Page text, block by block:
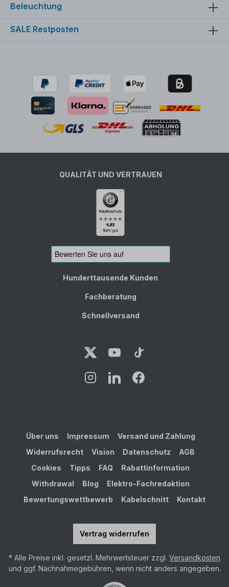
Beleuchtung
SALE Restposten
QUALITÄT UND VERTRAUEN
Hunderttausende Kunden
Fachberatung
Schnellversand
Über uns Impressum
Versand und Zahlung
Widerrufsrecht
Vision Datenschutz
AGB
Cookies
Tipps FAQ
Rabattinformation
Withdrawal
Blog
Elektro-Fachredaktion
Bewertungswettbewerb
Kabelschnitt Kontakt
Vertrag widerrufen
* Alle Preise inkl. gesetzl. Mehrwertsteuer zzgl. Versandkosten
und ggf. Nachnahmegebühren, wenn nicht anders angegeben.